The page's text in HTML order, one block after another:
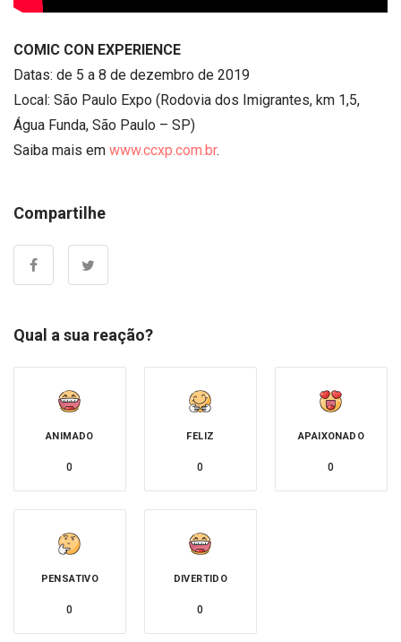
COMIC CON EXPERIENCE
Datas: de 5 a 8 de dezembro de 2019
Local: São Paulo Expo (Rodovia dos Imigrantes, km 1,5,
Água Funda, São Paulo – SP)
Saiba mais em www.ccxp.com.br.
Compartilhe
Qual a sua reação?
ANIMADO
0
FELIZ
0
APAIXONADO
0
PENSATIVO
0
DIVERTIDO
0